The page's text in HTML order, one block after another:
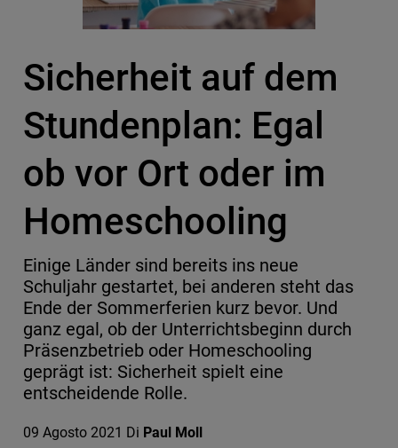
Sicherheit auf dem
Stundenplan: Egal
ob vor Ort oder im
Homeschooling
Einige Länder sind bereits ins neue
Schuljahr gestartet, bei anderen steht das
Ende der Sommerferien kurz bevor. Und
ganz egal, ob der Unterrichtsbeginn durch
Präsenzbetrieb oder Homeschooling
geprägt ist: Sicherheit spielt eine
entscheidende Rolle.
09 Agosto 2021 Di Paul Moll